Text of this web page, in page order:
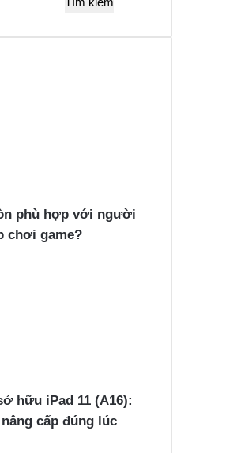
phù hợp với người
chơi game?
hữu iPad 11 (A16):
cấp đúng lúc